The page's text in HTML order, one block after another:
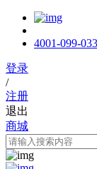
4001-099-033
登录
/
注册
退出
商城